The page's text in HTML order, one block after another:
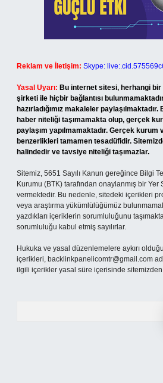
Reklam ve İletişim: Skype:
Yasal Uyarı: Bu internet sitesi, herhangi
şirketi ile hiçbir bağlantısı
hazırladığımız makaleler
haber niteliği taşımamakta olup, gerçek
paylaşım yapılmamaktadır. Gerçek kurum
benzerlikleri tamamen tesadüfidir.
halindedir ve tavsiye niteliği taşımazlar.
Sitemiz, 5651 Sayılı Kanun gereğince Bilgi
Kurumu (BTK) tarafından onaylanmış bir Yer
vermektedir. Bu nedenle, sitedeki içerikleri
veya araştırma yükümlülüğümüz
yazdıkları içeriklerin sorumluluğunu
sorumluluğu kabul etmiş sayılırlar.
Hukuka ve yasal düzenlemelere aykırı
içerikleri, backlinkpanelicomtr@gmail.com
ilgili içerikler yasal süre içerisinde sitemizden